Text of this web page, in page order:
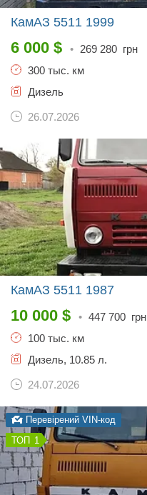
КамАЗ 5511 1999
6 000 $ • 269 280 грн
300 тыс. км
Дизель
26.07.2026
КамАЗ 5511 1987
10 000 $ • 447 700 грн
100 тыс. км
Дизель, 10.85 л.
24.07.2026
Перевірений VIN-код
1